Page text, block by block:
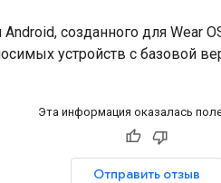
созданного для Wear
устройств с базовой
Эта информация оказалась
Отправить отзыв